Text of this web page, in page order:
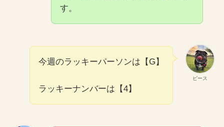
す。
ピース
今週のラッキーパーソンは【G】
ラッキーナンバーは【4】